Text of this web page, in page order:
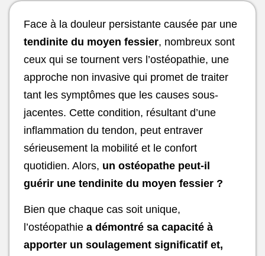
Face à la douleur persistante causée par une
tendinite du moyen fessier, nombreux sont
ceux qui se tournent vers l’ostéopathie, une
approche non invasive qui promet de traiter
tant les symptômes que les causes sous-
jacentes. Cette condition, résultant d’une
inflammation du tendon, peut entraver
sérieusement la mobilité et le confort
quotidien. Alors, un ostéopathe peut-il
guérir une tendinite du moyen fessier ?
Bien que chaque cas soit unique,
l’ostéopathie a démontré sa capacité à
apporter un soulagement significatif et,